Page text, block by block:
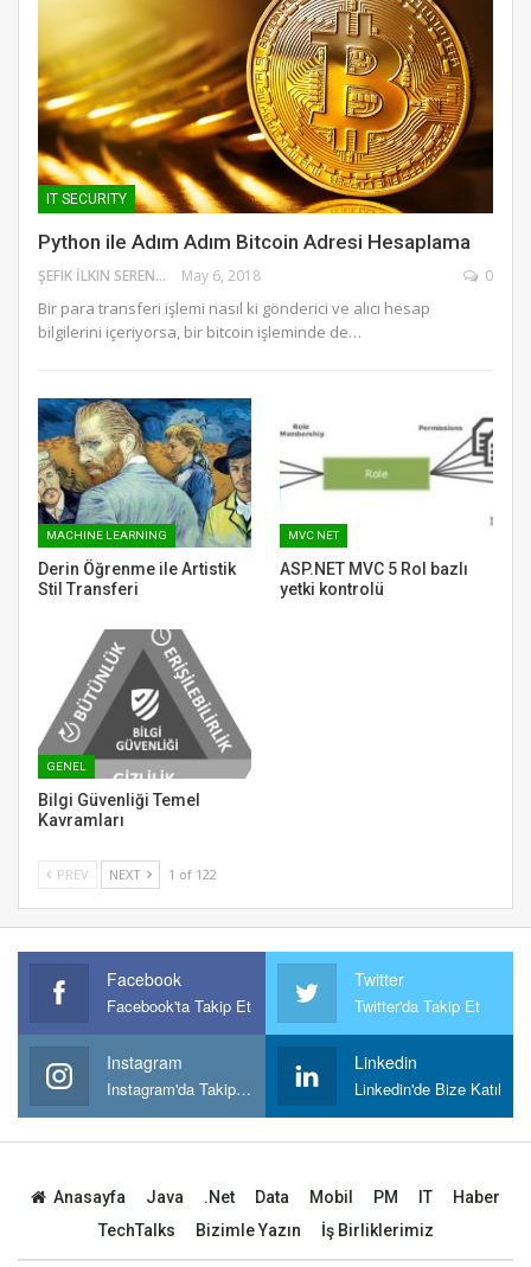
IT SECURITY
Python ile Adım Adım Bitcoin Adresi Hesaplama
ŞEFIK İLKIN SERENGIL May 6, 2018 0
Bir para transferi işlemi nasıl ki gönderici ve alıcı hesap
bilgilerini içeriyorsa, bir bitcoin işleminde de…
MACHINE LEARNING
Derin Öğrenme ile Artistik
Stil Transferi
MVC NET
ASP.NET MVC 5 Rol bazlı
yetki kontrolü
GENEL
Bilgi Güvenliği Temel
Kavramları
PREV NEXT 1 of 122
Facebook
Facebook'ta Takip Et
Twitter
Twitter'da Takip Et
Instagram
Instagram'da Takipt Et
Linkedin
Linkedin'de Bize Katıl
Anasayfa Java .Net Data Mobil PM IT
Haber
TechTalks
Bizimle Yazın İş Birliklerimiz